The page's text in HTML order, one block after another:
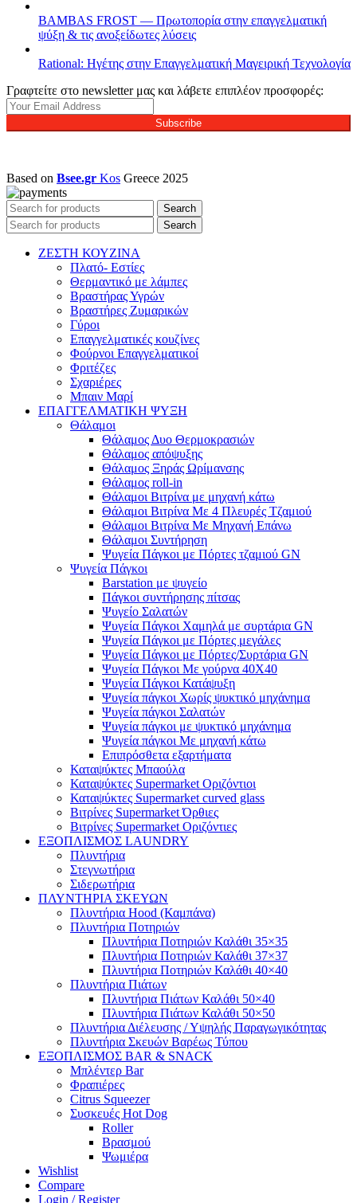
BAMBAS FROST — Πρωτοπορία στην επαγγελματική
ψύξη & τις ανοξείδωτες λύσεις
Rational: Ηγέτης στην Επαγγελματική Μαγειρική Τεχνολογία
Γραφτείτε στο newsletter μας και λάβετε επιπλέον προσφορές:
Subscribe
Based on Bsee.gr Kos Greece 2025
Search
Search
ΖΕΣΤΗ ΚΟΥΖΙΝΑ
Πλατό- Εστίες
Θερμαντικό με λάμπες
Βραστήρας Υγρών
Βραστήρες Ζυμαρικών
Γύροι
Επαγγελματικές κουζίνες
Φούρνοι Επαγγελματικοί
Φριτέζες
Σχαριέρες
Μπαιν Μαρί
ΕΠΑΓΓΕΛΜΑΤΙΚΗ ΨΥΞΗ
Θάλαμοι
Θάλαμος Δυο Θερμοκρασιών
Θάλαμος απόψυξης
Θάλαμος Ξηράς Ωρίμανσης
Θάλαμος roll-in
Θάλαμοι Βιτρίνα με μηχανή κάτω
Θάλαμοι Βιτρίνα Με 4 Πλευρές Τζαμιού
Θάλαμοι Βιτρίνα Με Μηχανή Επάνω
Θάλαμοι Συντήρηση
Ψυγεία Πάγκοι με Πόρτες τζαμιού GN
Ψυγεία Πάγκοι
Barstation με ψυγείο
Πάγκοι συντήρησης πίτσας
Ψυγείο Σαλατών
Ψυγεία Πάγκοι Χαμηλά με συρτάρια GN
Ψυγεία Πάγκοι με Πόρτες μεγάλες
Ψυγεία Πάγκοι με Πόρτες/Συρτάρια GN
Ψυγεία Πάγκοι Με γούρνα 40Χ40
Ψυγεία Πάγκοι Κατάψυξη
Ψυγεία πάγκοι Χωρίς ψυκτικό μηχάνημα
Ψυγεία πάγκοι Σαλατών
Ψυγεία πάγκοι με ψυκτικό μηχάνημα
Ψυγεία πάγκοι Με μηχανή κάτω
Επιπρόσθετα εξαρτήματα
Καταψύκτες Μπαούλα
Καταψύκτες Supermarket Οριζόντιοι
Καταψύκτες Supermarket curved glass
Βιτρίνες Supermarket Όρθιες
Βιτρίνες Supermarket Οριζόντιες
ΕΞΟΠΛΙΣΜΟΣ LAUNDRY
Πλυντήρια
Στεγνωτήρια
Σιδερωτήρια
ΠΛΥΝΤΗΡΙΑ ΣΚΕΥΩΝ
Πλυντήρια Hood (Καμπάνα)
Πλυντήρια Ποτηριών
Πλυντήρια Ποτηριών Καλάθι 35×35
Πλυντήρια Ποτηριών Καλάθι 37×37
Πλυντήρια Ποτηριών Καλάθι 40×40
Πλυντήρια Πιάτων
Πλυντήρια Πιάτων Καλάθι 50×40
Πλυντήρια Πιάτων Καλάθι 50×50
Πλυντήρια Διέλευσης / Υψηλής Παραγωγικότητας
Πλυντήρια Σκευών Βαρέως Τύπου
ΕΞΟΠΛΙΣΜΟΣ BAR & SNACK
Μπλέντερ Bar
Φραπιέρες
Citrus Squeezer
Συσκευές Hot Dog
Roller
Βρασμού
Ψωμιέρα
Wishlist
Compare
Login / Register